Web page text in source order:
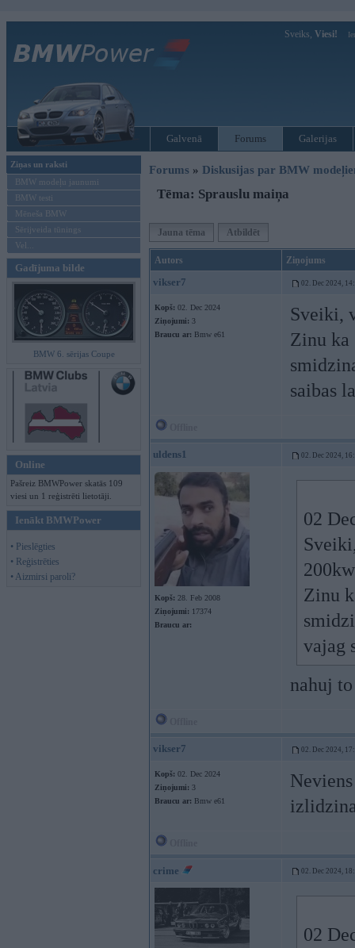
Sveiks, Viesi!
Galvenā Forums Galerijas
Ziņas un raksti
BMW modeļu jaunumi
BMW testi
Mēneša BMW
Sērijveida tūnings
Vel...
Gadījuma bilde
BMW 6. sērijas Coupe
Online
Pašreiz BMWPower skatās 109
viesi un 1 reģistrēti lietotāji.
Ienākt BMWPower
• Pieslēgties
• Reģistrēties
• Aizmirsi paroli?
Forums » Diskusijas par BMW
Tēma: Sprauslu maiņa
Jauna tēma Atbildēt
Autors Ziņojums
vikser7 02. Dec 2024,
Kopš: 02. Dec 2024
Ziņojumi: 3
Braucu ar: Bmw e61
Sveiki,
Zinu ka
saibas
uldens1 02. Dec 2024,
Kopš: 28. Feb 2008
Ziņojumi: 17374
Braucu ar:
02
Zinu
vajag
nahuj
vikser7 02. Dec 2024,
Kopš: 02. Dec 2024
Ziņojumi: 3
Braucu ar: Bmw e61
crime 02. Dec 2024,
02